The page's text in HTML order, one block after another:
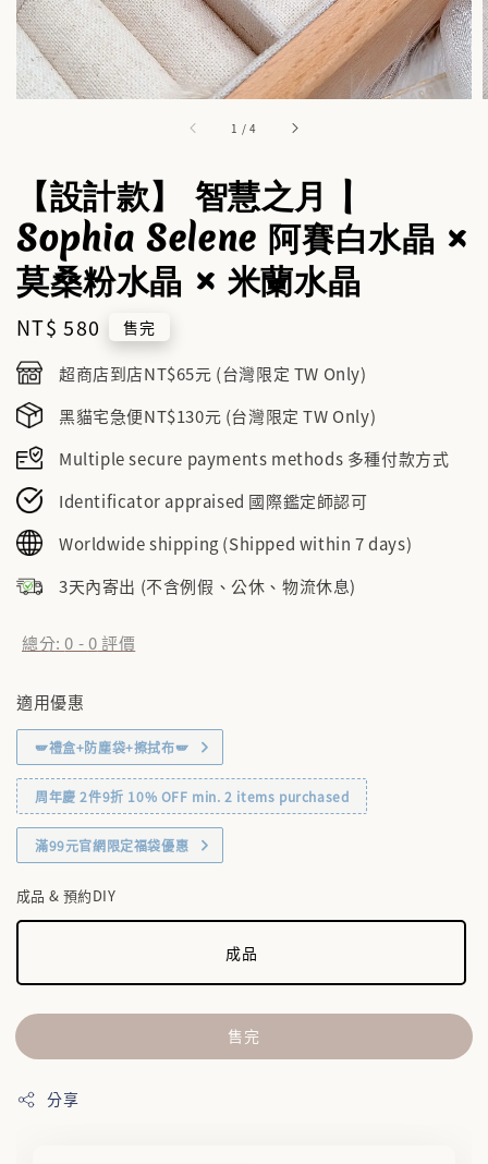
1 /4
【設計款】 智慧之月 |
Sophia Selene 阿賽白水晶 ×
莫桑粉水晶 × 米蘭水晶
Regular
price
NT$ 580 售完
超商店到店NT$65元 (台灣限定 TW Only)
黑貓宅急便NT$130元 (台灣限定 TW Only)
Multiple secure payments methods 多種付款方式
Identificator appraised 國際鑑定師認可
Worldwide shipping (Shipped within 7 days)
3天內寄出 (不含例假、公休、物流休息)
總分:0 -0評價
適用優惠
🪽禮盒+防塵袋+擦拭布🪽
周年慶 2件9折 10% OFF min. 2 items purchased
滿99元官網限定福袋優惠
成品 & 預約DIY
成品
售完
分享